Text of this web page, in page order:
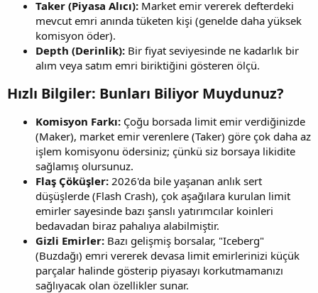
Taker (Piyasa Alıcı): Market emir vererek defterdeki
mevcut emri anında tüketen kişi (genelde daha yüksek
komisyon öder).
Depth (Derinlik): Bir fiyat seviyesinde ne kadarlık bir
alım veya satım emri biriktiğini gösteren ölçü.
Hızlı Bilgiler: Bunları Biliyor Muydunuz?​
Komisyon Farkı: Çoğu borsada limit emir verdiğinizde
(Maker), market emir verenlere (Taker) göre çok daha az
işlem komisyonu ödersiniz; çünkü siz borsaya likidite
sağlamış olursunuz.
Flaş Çöküşler: 2026'da bile yaşanan anlık sert
düşüşlerde (Flash Crash), çok aşağılara kurulan limit
emirler sayesinde bazı şanslı yatırımcılar koinleri
bedavadan biraz pahalıya alabilmiştir.
Gizli Emirler: Bazı gelişmiş borsalar, "Iceberg"
(Buzdağı) emri vererek devasa limit emirlerinizi küçük
parçalar halinde gösterip piyasayı korkutmamanızı
sağlıyacak olan özellikler sunar.